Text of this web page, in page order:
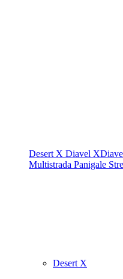
Desert X Diavel
Multistrada Panigale
Desert X